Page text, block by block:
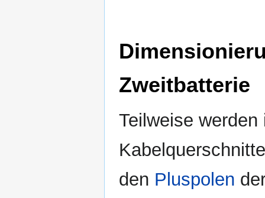
Zweitbatterie
Teilweise
den Pluspolen